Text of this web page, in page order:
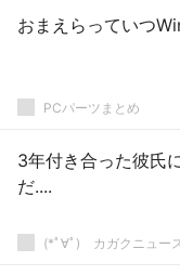
おまえらっていつ
PCパーツまとめ
3年付き合った彼氏
だ....
(*ﾟ∀ﾟ)ゞカガクニュー